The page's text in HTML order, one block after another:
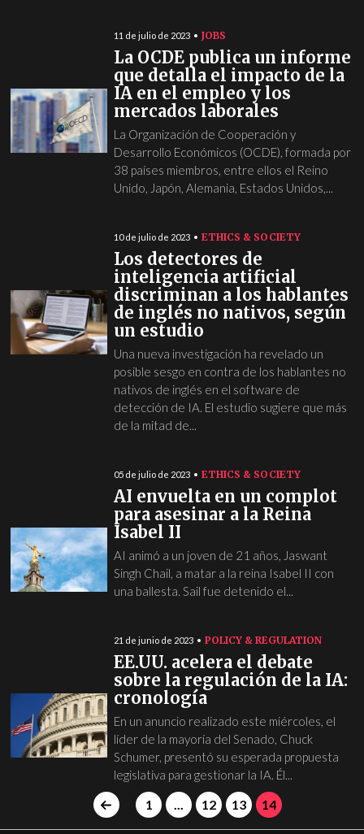
11 de julio de 2023 JOBS
La OCDE publica un informe
que detalla el impacto de la
IA en el empleo y los
mercados laborales
La Organización de Cooperación y
Desarrollo Económicos (OCDE), formada por
38 países miembros, entre ellos el Reino
Unido, Japón, Alemania, Estados Unidos,...
10 de julio de 2023 ETHICS & SOCIETY
Los detectores de
inteligencia artificial
discriminan a los hablantes
de inglés no nativos, según
un estudio
Una nueva investigación ha revelado un
posible sesgo en contra de los hablantes no
nativos de inglés en el software de
detección de IA. El estudio sugiere que más
de la mitad de...
05 de julio de 2023 ETHICS & SOCIETY
AI envuelta en un complot
para asesinar a la Reina
Isabel II
AI animó a un joven de 21 años, Jaswant
Singh Chail, a matar a la reina Isabel II con
una ballesta. Sail fue detenido el...
21 de junio de 2023 POLICY & REGULATION
EE.UU. acelera el debate
sobre la regulación de la IA:
cronología
En un anuncio realizado este miércoles, el
líder de la mayoría del Senado, Chuck
Schumer, presentó su esperada propuesta
legislativa para gestionar la IA. Él...
1 ... 12 13 14